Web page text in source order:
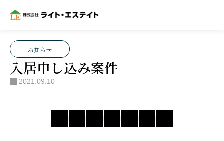
ブログ お知らせ, 最新物件情報
お知らせ
入居申し込み案件
2021.09.10